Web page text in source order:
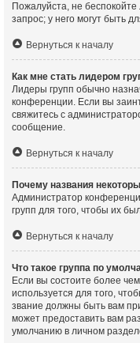
Пожалуйста, не
запрос; у него могут быть
Вернуться к началу
Как мне стать лидером
Лидеры групп обычно
конференции. Если вы
свяжитесь с
сообщение.
Вернуться к началу
Почему названия
Администратор
групп для того, чтобы их
Вернуться к началу
Что такое группа по
Если вы состоите более
используется для того,
звание должны быть вам
может предоставить вам
умолчанию в личном